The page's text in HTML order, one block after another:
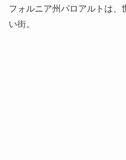
フォルニア州パロアルトは、
い街。